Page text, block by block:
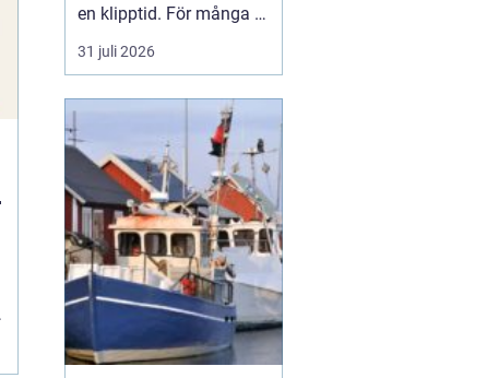
en klipptid. För många är
frisörbesöket en paus i
vardagen, en chans att
känna sig mer som sig
själv. I Älvsjö fi...
31 juli 2026